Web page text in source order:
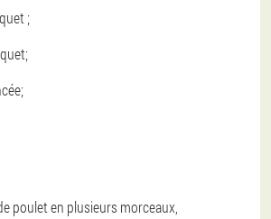
;
poulet en plusieurs morceaux,